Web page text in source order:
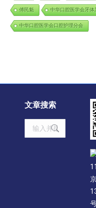
傅民魁 中华口腔医学会牙
中华口腔医学会口腔护理分会
文章搜索
Search: